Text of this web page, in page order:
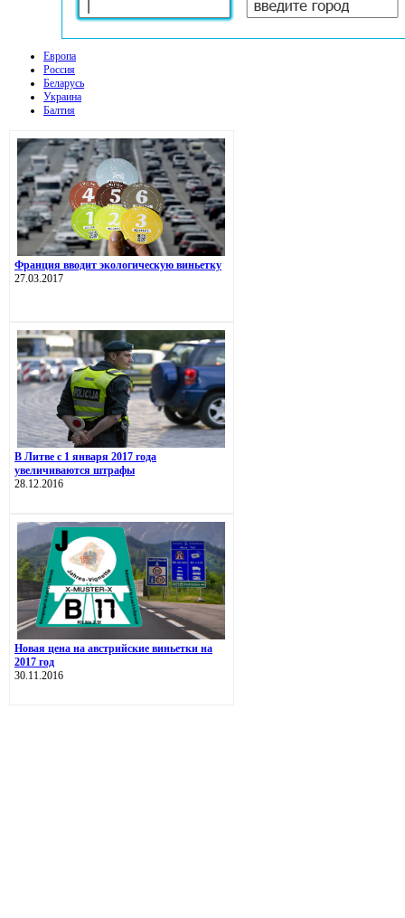
Европа
Россия
Беларусь
Украина
Балтия
Франция вводит экологическую виньетку
27.03.2017
В Литве с 1 января 2017 года
увеличиваются штрафы
28.12.2016
Новая цена на австрийские виньетки на
2017 год
30.11.2016